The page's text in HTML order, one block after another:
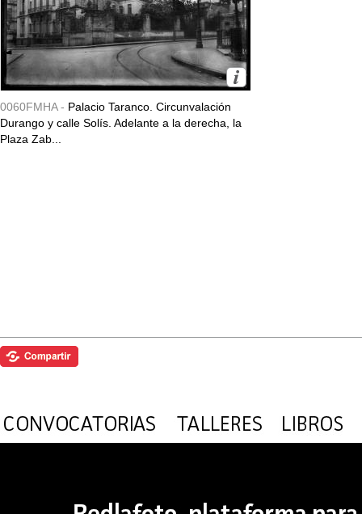
0060FMHA - Palacio Taranco. Circunvalación
Durango y calle Solís. Adelante a la derecha, la
Plaza Zab...